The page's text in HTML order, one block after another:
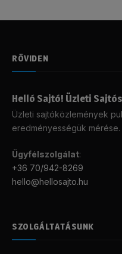
RÖVIDEN
Helló Sajtó! Üzleti
Üzleti sajtóközlemények
eredményességük mérése.
Ügyfélszolgálat:
+36 70/942-8269
hello@hellosajto.hu
SZOLGÁLTATÁSUNK